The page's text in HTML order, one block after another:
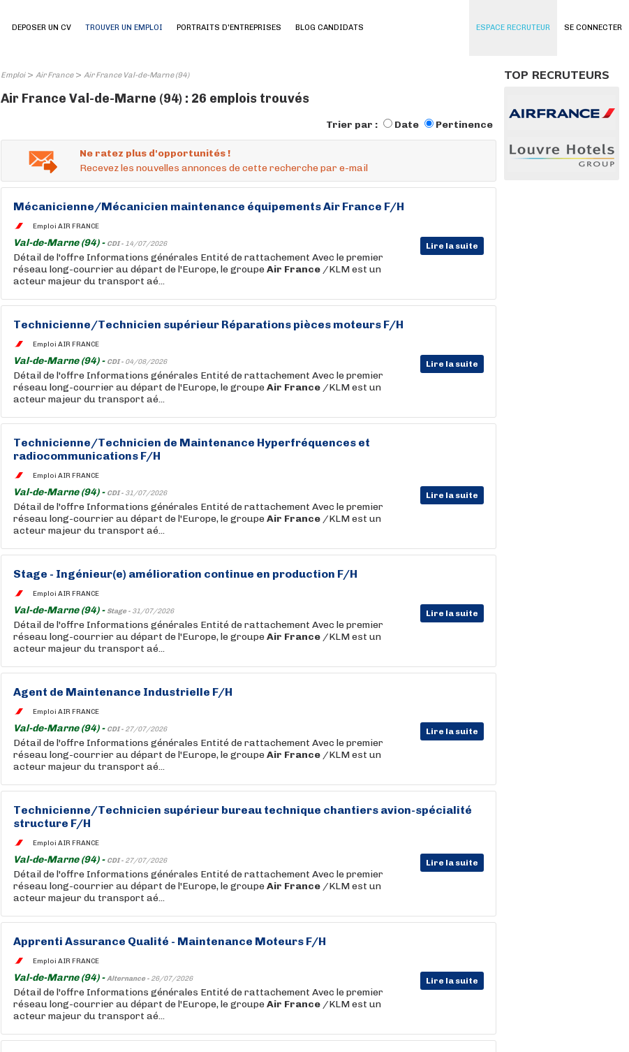
SE CONNECTER
DEPOSER UN CV TROUVER UN EMPLOI PORTRAITS D'ENTREPRISES BLOG CANDIDATS ESPACE RECRUTEUR
Emploi> Air France> Air France Val-de-Marne (94)
Air France Val-de-Marne (94) : 26 emplois trouvés
Trier par : Date Pertinence
Ne ratez plus d'opportunités !
Recevez les nouvelles annonces de cette recherche par e-mail
Mécanicienne/Mécanicien maintenance équipementsAir France F/H
Emploi AIR FRANCE
Val-de-Marne (94) - CDI - 14/07/2026 Lire la suite
Détail de l'offre Informations générales Entité de rattachement Avec le premier
réseau long-courrier au départ de l'Europe, le groupeAir France /KLM est un
acteur majeur du transport aé...
Technicienne/Technicien supérieur Réparations pièces moteurs F/H
Emploi AIR FRANCE
Val-de-Marne (94) - CDI - 04/08/2026 Lire la suite
Détail de l'offre Informations générales Entité de rattachement Avec le premier
réseau long-courrier au départ de l'Europe, le groupeAir France /KLM est un
acteur majeur du transport aé...
Technicienne/Technicien de Maintenance Hyperfréquences et
radiocommunications F/H
Emploi AIR FRANCE
Val-de-Marne (94) - CDI - 31/07/2026 Lire la suite
Détail de l'offre Informations générales Entité de rattachement Avec le premier
réseau long-courrier au départ de l'Europe, le groupeAir France /KLM est un
acteur majeur du transport aé...
Stage - Ingénieur(e) amélioration continue en production F/H
Emploi AIR FRANCE
Val-de-Marne (94) - Stage - 31/07/2026 Lire la suite
Détail de l'offre Informations générales Entité de rattachement Avec le premier
réseau long-courrier au départ de l'Europe, le groupeAir France /KLM est un
acteur majeur du transport aé...
Agent de Maintenance Industrielle F/H
Emploi AIR FRANCE
Val-de-Marne (94) - CDI - 27/07/2026 Lire la suite
Détail de l'offre Informations générales Entité de rattachement Avec le premier
réseau long-courrier au départ de l'Europe, le groupeAir France /KLM est un
acteur majeur du transport aé...
Technicienne/Technicien supérieur bureau technique chantiers avion-spécialité
structure F/H
Emploi AIR FRANCE
Val-de-Marne (94) - CDI - 27/07/2026 Lire la suite
Détail de l'offre Informations générales Entité de rattachement Avec le premier
réseau long-courrier au départ de l'Europe, le groupeAir France /KLM est un
acteur majeur du transport aé...
Apprenti Assurance Qualité - Maintenance Moteurs F/H
Emploi AIR FRANCE
Val-de-Marne (94) -Alternance - 26/07/2026 Lire la suite
Détail de l'offre Informations générales Entité de rattachement Avec le premier
réseau long-courrier au départ de l'Europe, le groupeAir France /KLM est un
acteur majeur du transport aé...
TOP RECRUTEURS